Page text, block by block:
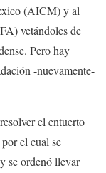
(AICM) y al
vetándoles de
Pero hay
-nuevamente-
el entuerto
el cual se
se ordenó llevar